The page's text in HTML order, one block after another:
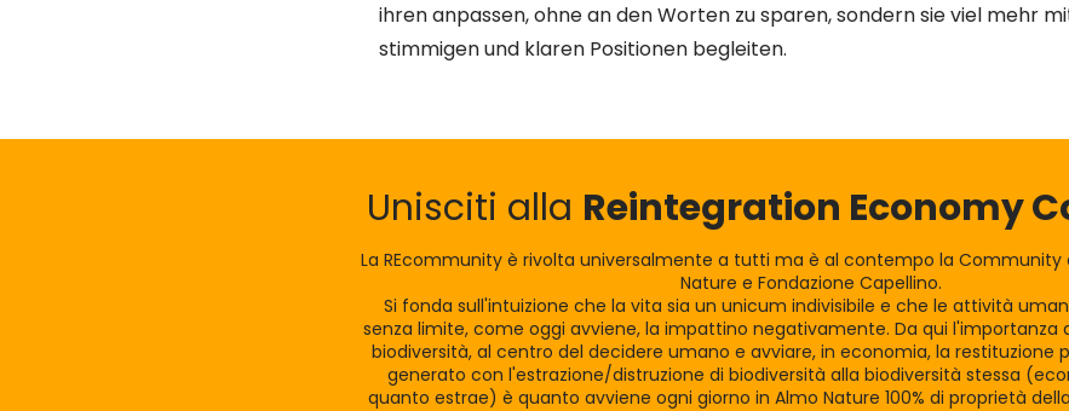
ihren anpassen, ohne an den Worten zu sparen, sondern sie viel mehr
stimmigen und klaren Positionen begleiten.
Unisciti alla Reintegration Economy
La REcommunity è rivolta universalmente a tutti ma è al contempo la Community
Nature e Fondazione Capellino.
Si fonda sull'intuizione che la vita sia un unicum indivisibile e che le attività
senza limite, come oggi avviene, la impattino negativamente. Da qui l'importanza
biodiversità, al centro del decidere umano e avviare, in economia, la restituzione
generato con l'estrazione/distruzione di biodiversità alla biodiversità stessa
quanto estrae) è quanto avviene ogni giorno in Almo Nature 100% di proprietà